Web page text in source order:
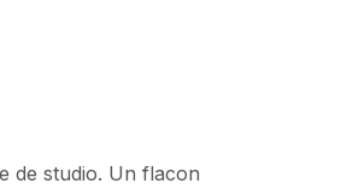
de studio. Un flacon